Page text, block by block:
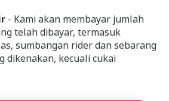
- Kami akan membayar jumlah
telah dibayar, termasuk
sumbangan rider dan sebarang
dikenakan, kecuali cukai